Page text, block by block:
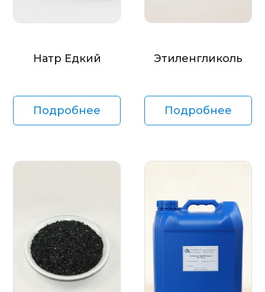
Натр Едкий
Подробнее
Этиленгликоль
Подробнее